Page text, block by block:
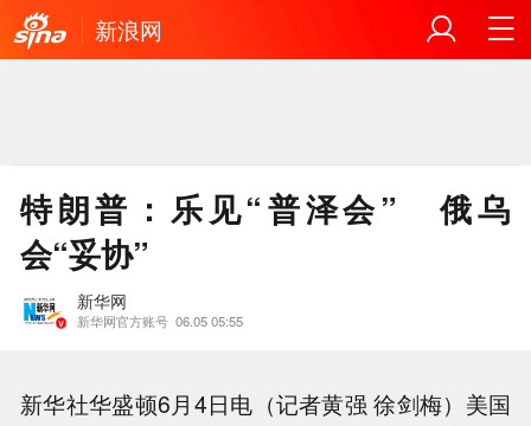
新浪网
特朗普：乐见“普泽会” 俄乌
会“妥协”
新华网
新华网官方账号 06.05 05:55
新华社华盛顿6月4日电（记者黄强 徐剑梅）美国